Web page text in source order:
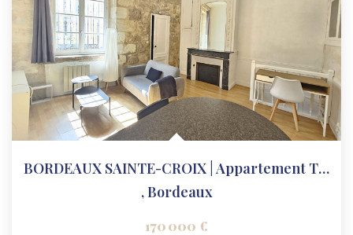
BORDEAUX SAINTE-CROIX | Appartement T2 48 M²
,Bordeaux
170 000 €